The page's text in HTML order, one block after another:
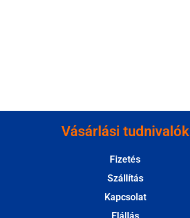
Vásárlási tudnivalók
Fizetés
Szállítás
Kapcsolat